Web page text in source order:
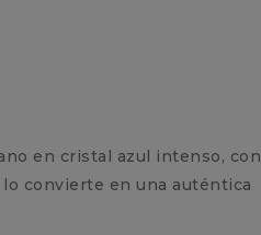
en cristal azul intenso, con
convierte en una auténtica